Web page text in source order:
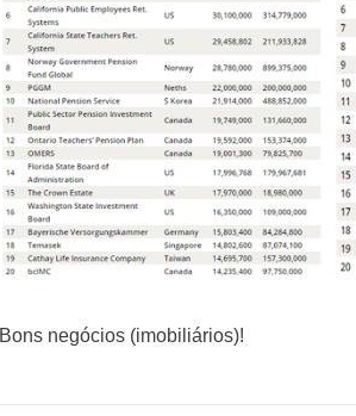
Bons negócios (imobiliários)!